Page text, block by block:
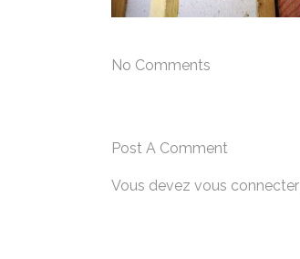
No Comments
Post A Comment
Vous devez vous connecter